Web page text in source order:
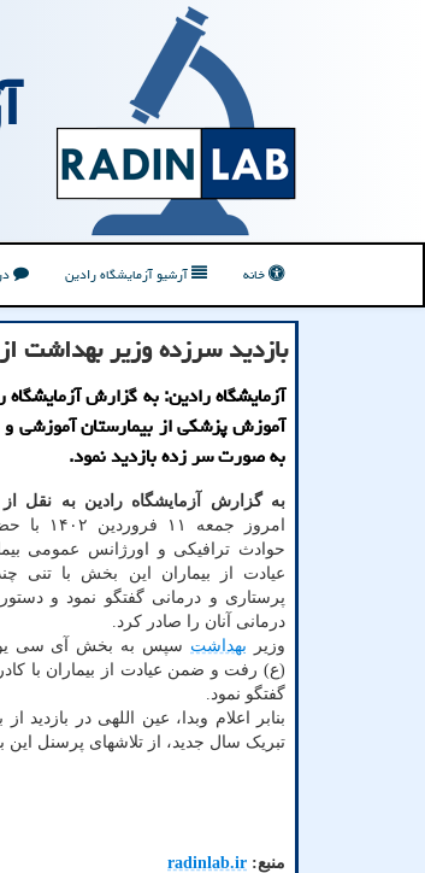
خانه آرشیو آزمایشگاه رادین
بازدید سرزده وزیر بهداشت
آزمایشگاه رادین: به گزارش
آموزش پزشکی از بیمارستان آموزشی
به صورت سر زده بازدید نمود.
به گزارش آزمایشگاه رادین به نقل از
امروز
حوادث ترافیکی و اورژانس عمومی
عیادت از بیماران این بخش با تنی
پرستاری و درمانی گفتگو نمود و
درمانی آنان را صادر کرد.
وزیر بهداشت سپس به بخش آی سی یو
(ع) رفت و ضمن عیادت از بیماران با
گفتگو نمود.
بنابر اعلام وبدا، عین اللهی در
تبریک سال جدید، از تلاشهای پرسنل این
منبع: radinlab.ir